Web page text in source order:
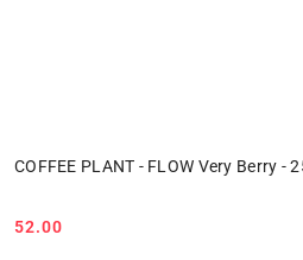
COFFEE PLANT - FLOW Very Berry -
Cena:
52.00